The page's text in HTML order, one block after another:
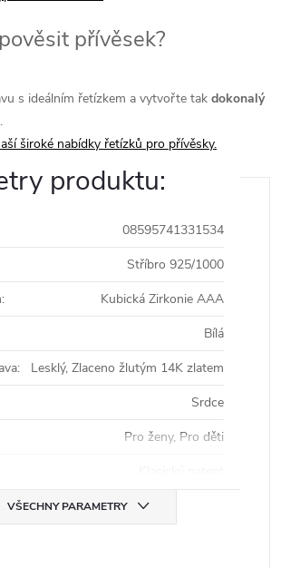
přívěsek?
s ideálním řetízkem a vytvořte tak dokonalý
.
široké nabídky řetízků pro přívěsky.
produktu:
08595741331534
Stříbro 925/1000
:
Kubická Zirkonie AAA
Bílá
:
Lesklý, Zlaceno žlutým 14K zlatem
Srdce
Pro ženy, Pro děti
VŠECHNY PARAMETRY